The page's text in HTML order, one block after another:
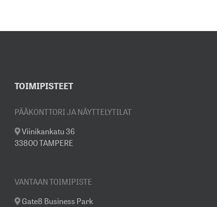
TOIMIPISTEET
PÄÄKONTTORI JA NÄYTTELYTILAT
Viinikankatu 36
33800 TAMPERE
VANTAAN TOIMIPISTE
Gate8 Business Park